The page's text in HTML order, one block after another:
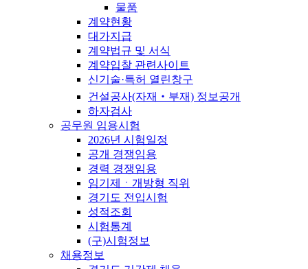
물품
계약현황
대가지급
계약법규 및 서식
계약입찰 관련사이트
신기술·특허 열린창구
건설공사(자재‧부재) 정보공개
하자검사
공무원 임용시험
2026년 시험일정
공개 경쟁임용
경력 경쟁임용
임기제ㆍ개방형 직위
경기도 전입시험
성적조회
시험통계
(구)시험정보
채용정보